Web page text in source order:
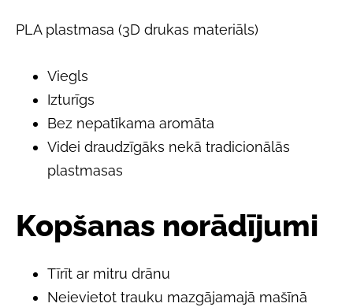
PLA plastmasa (3D drukas materiāls)
Viegls
Izturīgs
Bez nepatīkama aromāta
Videi draudzīgāks nekā tradicionālās
plastmasas
Kopšanas norādījumi
Tīrīt ar mitru drānu
Neievietot trauku mazgājamajā mašīnā